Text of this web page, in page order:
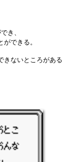
き、
ができる。
きないところがある